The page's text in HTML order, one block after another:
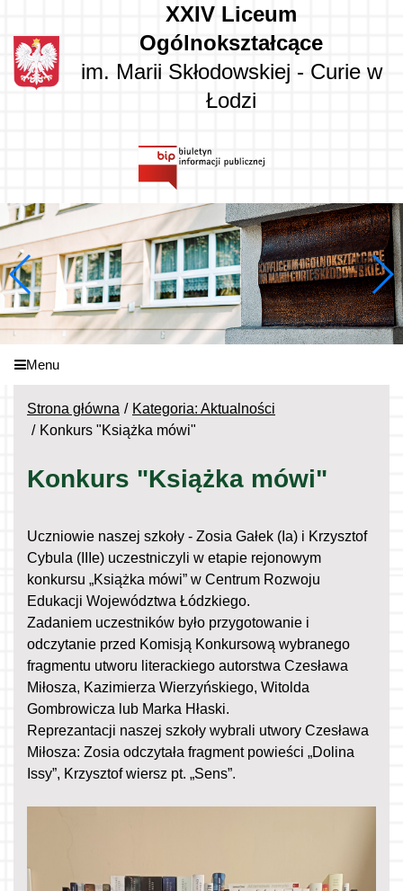
XXIV Liceum
Ogólnokształcące
im. Marii Skłodowskiej - Curie w
Łodzi
Menu
Strona główna
Kategoria: Aktualności
Konkurs "Książka mówi"
Konkurs "Książka mówi"
Uczniowie naszej szkoły - Zosia Gałek (Ia) i Krzysztof
Cybula (IIIe) uczestniczyli w etapie rejonowym
konkursu „Książka mówi” w Centrum Rozwoju
Edukacji Województwa Łódzkiego.
Zadaniem uczestników było przygotowanie i
odczytanie przed Komisją Konkursową wybranego
fragmentu utworu literackiego autorstwa Czesława
Miłosza, Kazimierza Wierzyńskiego, Witolda
Gombrowicza lub Marka Hłaski.
Reprezantacji naszej szkoły wybrali utwory Czesława
Miłosza: Zosia odczytała fragment powieści „Dolina
Issy”, Krzysztof wiersz pt. „Sens”.